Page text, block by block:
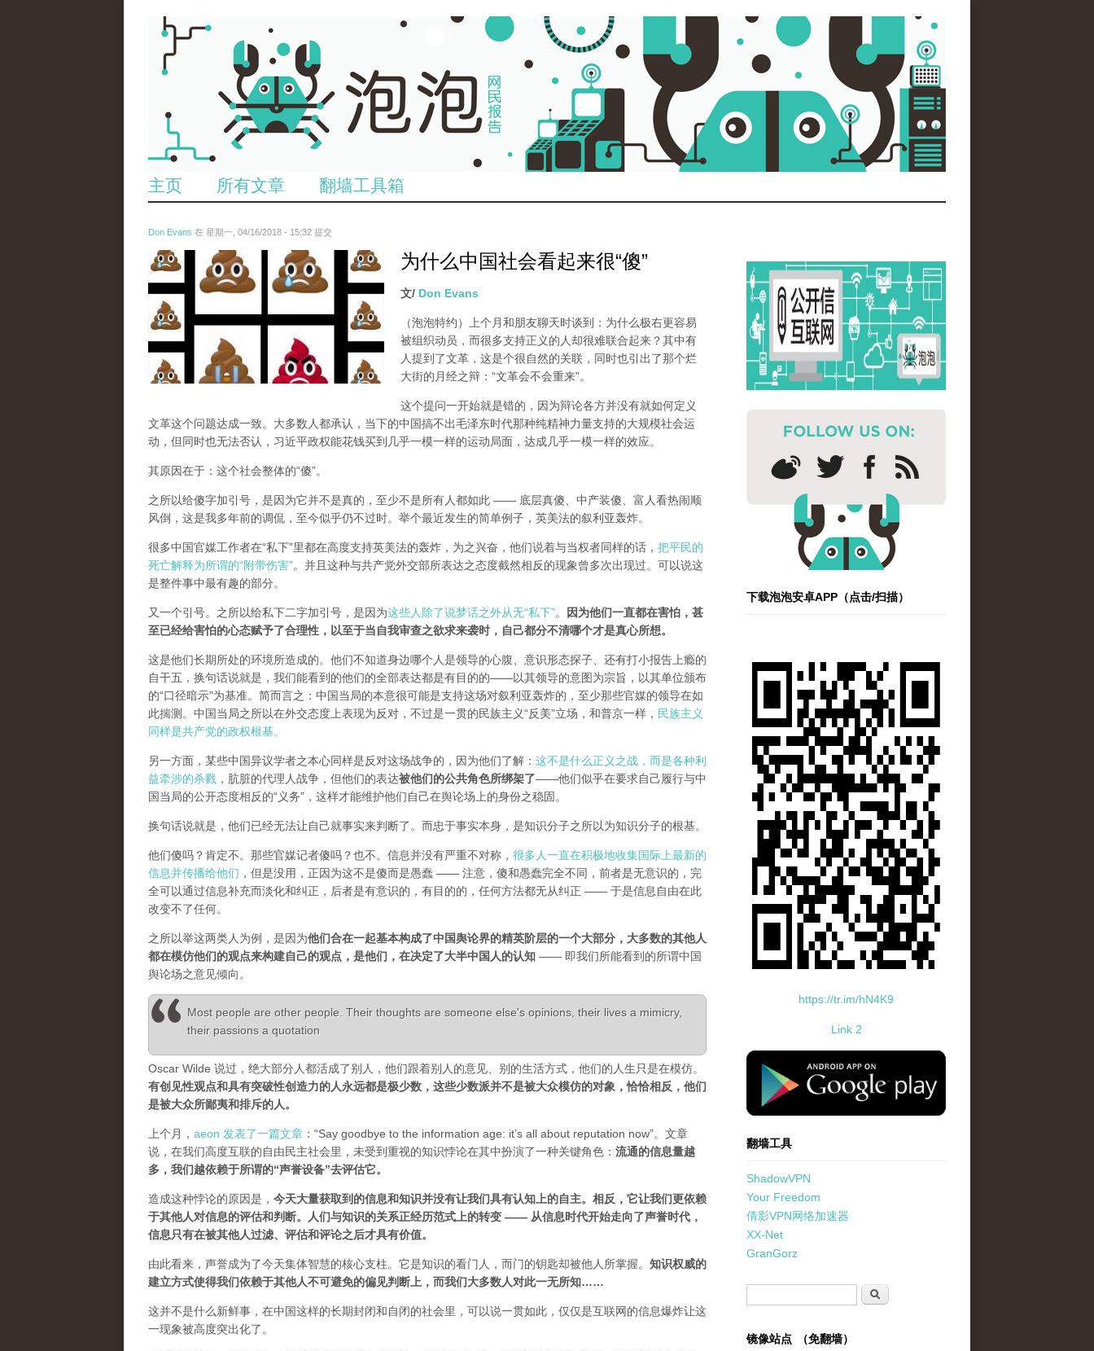
主页 所有文章 翻墙工具箱
Don Evans 在 星期一, 04/16/2018 - 15:32 提交
wechatimg1053.jpeg 为什么中国社会看起来很“傻”
文/ Don Evans
（泡泡特约）
上个月和朋友聊天时谈到：为什么极右更容易
被组织动员，而很多支持正义的人却很难联合起来？其中有
人提到了文革，这是个很自然的关联，同时也引出了那个烂
大街的月经之辩：“文革会不会重来”。
这个提问一开始就是错的，因为辩论各方并没有就如何定义
文革这个问题达成一致。大多数人都承认，当下的中国搞不出毛泽东时代那种纯精神力量支持的大规模社会运
动，但同时也无法否认，习近平政权能花钱买到几乎一模一样的运动局面，达成几乎一模一样的效应。
其原因在于：这个社会整体的“傻”。
之所以给傻字加引号，是因为它并不是真的，至少不是所有人都如此 —— 底层真傻、中产装傻、富人看热闹顺
风倒，这是我多年前的调侃，至今似乎仍不过时。举个最近发生的简单例子，英美法的叙利亚轰炸。
很多中国官媒工作者在“私下”里都在高度支持英美法的轰炸，为之兴奋，他们说着与当权者同样的话， 把平民的
死亡解释为所谓的“附带伤害”。并且这种与共产党外交部所表达之态度截然相反的现象曾多次出现过。可以说这
是整件事中最有趣的部分。
又一个引号。之所以给私下二字加引号，是因为这些人除了说梦话之外从无“私下”。
因为他们一直都在害怕，甚
至已经给害怕的心态赋予了合理性，以至于当自我审查之欲求来袭时，自己都分不清哪个才是真心所想。
这是他们长期所处的环境所造成的。他们不知道身边哪个人是领导的心腹、意识形态探子、还有打小报告上瘾的
自干五，换句话说就是，我们能看到的他们的全部表达都是有目的的——以其领导的意图为宗旨，以其单位颁布
的“口径暗示”为基准。简而言之：中国当局的本意很可能是支持这场对叙利亚轰炸的，至少那些官媒的领导在如
此揣测。中国当局之所以在外交态度上表现为反对，不过是一贯的民族主义“反美”立场，和普京一样， 民族主义
同样是共产党的政权根基。
另一方面，某些中国异议学者之本心同样是反对这场战争的，因为他们了解： 这不是什么正义之战，而是各种利
益牵涉的杀戮 ，肮脏的代理人战争，但他们的表达被他们的公共角色所绑架了——他们似乎在要求自己履行与中
国当局的公开态度相反的“义务”，这样才能维护他们自己在舆论场上的身份之稳固。
换句话说就是，他们已经无法让自己就事实来判断了。而忠于事实本身，是知识分子之所以为知识分子的根基。
他们傻吗？肯定不。那些官媒记者傻吗？也不。信息并没有严重不对称， 很多人一直在积极地收集国际上最新的
信息并传播给他们 ，但是没用，正因为这不是傻而是愚蠢 —— 注意，傻和愚蠢完全不同，前者是无意识的，完
全可以通过信息补充而淡化和纠正，后者是有意识的，有目的的，任何方法都无从纠正 —— 于是信息自由在此
改变不了任何。
之所以举这两类人为例，是因为他们合在一起基本构成了中国舆论界的精英阶层的一个大部分，大多数的其他人
都在模仿他们的观点来构建自己的观点，是他们，在决定了大半中国人的认知 —— 即我们所能看到的所谓中国
舆论场之意见倾向。
Most people are other people. Their thoughts are someone else's opinions, their lives a mimicry,
their passions a quotation
Oscar Wilde 说过，绝大部分人都活成了别人，他们跟着别人的意见、别的生活方式，他们的人生只是在模仿。
有创见性观点和具有突破性创造力的人永远都是极少数，这些少数派并不是被大众模仿的对象，恰恰相反，他们
是被大众所鄙夷和排斥的人。
上个月， aeon 发表了一篇文章 ：“Say goodbye to the information age: it’s all about reputation now”。文章
说，在我们高度互联的自由民主社会里，未受到重视的知识悖论在其中扮演了一种关键角色： 流通的信息量越
多，我们越依赖于所谓的“声誉设备”去评估它。
造成这种悖论的原因是， 今天大量获取到的信息和知识并没有让我们具有认知上的自主。相反，它让我们更依赖
于其他人对信息的评估和判断。
人们与知识的关系正经历范式上的转变 —— 从信息时代开始走向了声誉时代，
信息只有在被其他人过滤、评估和评论之后才具有价值。
由此看来，声誉成为了今天集体智慧的核心支柱。它是知识的看门人，而门的钥匙却被他人所掌握。 知识权威的
建立方式使得我们依赖于其他人不可避免的偏见判断上，而我们大多数人对此一无所知……
这并不是什么新鲜事，在中国这样的长期封闭和自闭的社会里，可以说一贯如此，仅仅是互联网的信息爆炸让这
一现象被高度突出化了。
下载泡泡安卓APP（点击/扫描）
https://tr.im/hN4K9
Link 2
standard-icon-googleplay-app-store.png
翻墙工具
ShadowVPN
Your Freedom
倩影VPN网络加速器
XX-Net
GranGorz
搜索
镜像站点 （免翻墙）